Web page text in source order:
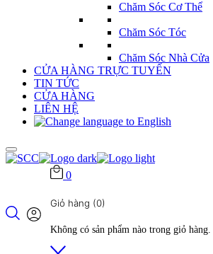
Chăm Sóc Cơ Thể
Chăm Sóc Tóc
Chăm Sóc Nhà Cửa
CỬA HÀNG TRỰC TUYẾN
TIN TỨC
CỬA HÀNG
LIÊN HỆ
0
Giỏ hàng (0)
Không có sản phẩm nào trong giỏ hàng.